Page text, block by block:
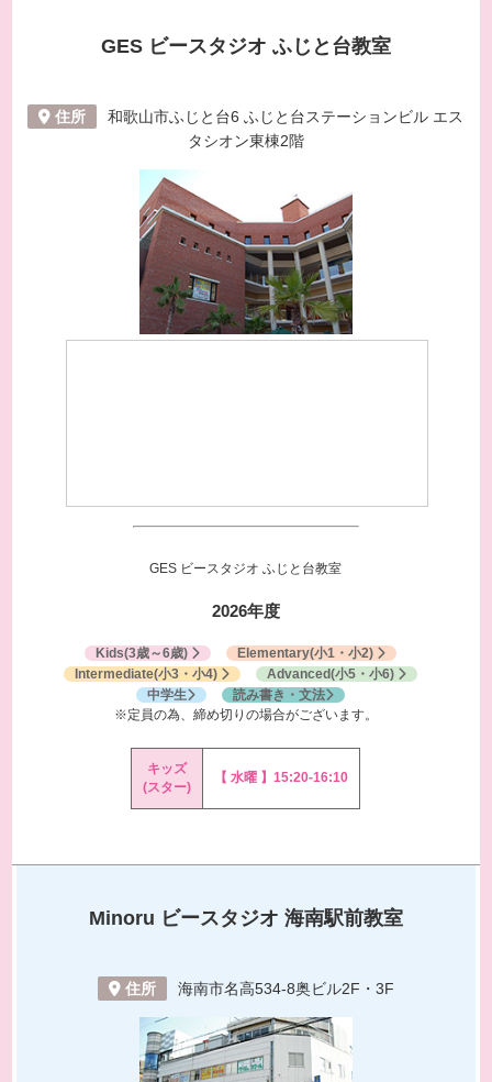
GES ビースタジオ ふじと台教室
住所
和歌山市ふじと台6 ふじと台ステーションビル エス
タシオン東棟2階
GES ビースタジオふじと台教室
2026年度
Kids(3歳～6歳) Elementary(小1・小2)
Intermediate(小3・小4) Advanced(小5・小6)
中学生
読み書き・文法
※定員の為、締め切りの場合がございます。
キッズ
(スター)
【 水曜 】15:20-16:10
Minoru ビースタジオ 海南駅前教室
住所 海南市名高534-8奥ビル2F・3F